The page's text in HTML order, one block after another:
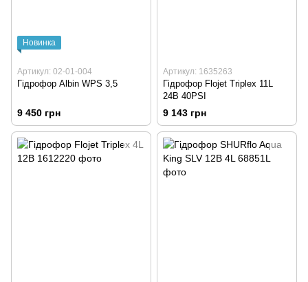
Новинка
Артикул: 02-01-004
Гідрофор Albin WPS 3,5
9 450 грн
Артикул: 1635263
Гідрофор Flojet Triplex 11L
24В 40PSI
9 143 грн